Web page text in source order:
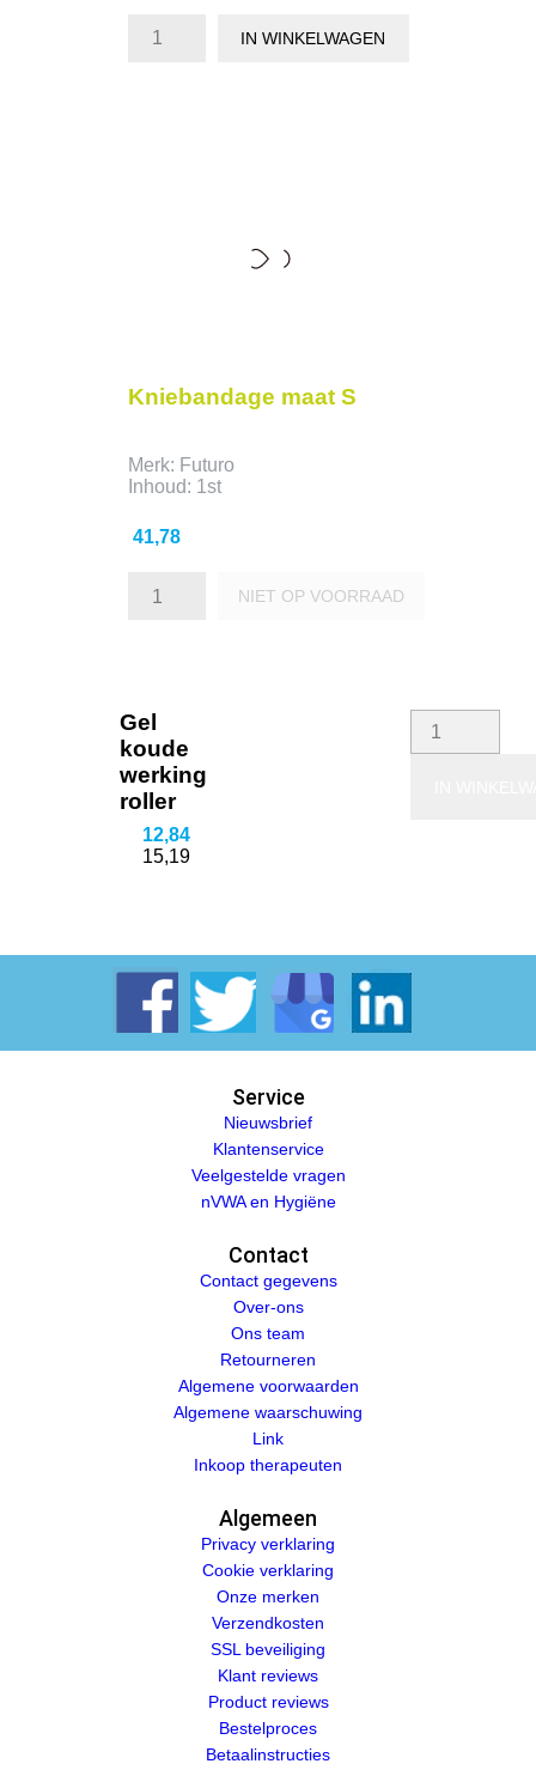
IN WINKELWAGEN
Kniebandage maat S
Merk: Futuro
Inhoud: 1st
Prijs
41,78
NIET OP VOORRAAD
Gel
koude
werking
roller
12,84
15,19
Service
Nieuwsbrief
Klantenservice
Veelgestelde vragen
nVWA en Hygiëne
Contact
Contact gegevens
Over-ons
Ons team
Retourneren
Algemene voorwaarden
Algemene waarschuwing
Link
Inkoop therapeuten
Algemeen
Privacy verklaring
Cookie verklaring
Onze merken
Verzendkosten
SSL beveiliging
Klant reviews
Product reviews
Bestelproces
Betaalinstructies